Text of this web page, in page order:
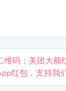
维码 ； 美团大额
红包 ， 支持我